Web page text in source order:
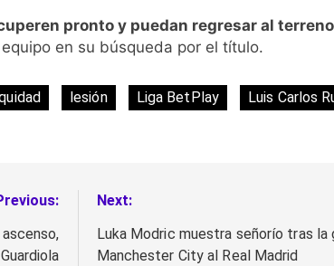
pronto y puedan regresar al
en su búsqueda por el título.
lesión Liga BetPlay
Luis Carlos
Next:
Luka Modric muestra señorío tras la
Manchester City al Real Madrid